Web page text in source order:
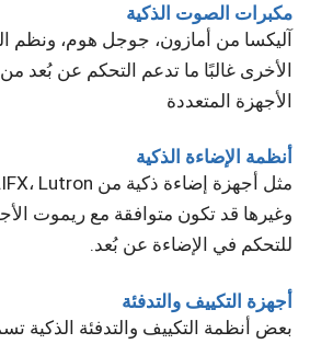
مكبرات الصوت الذكية
آليكسا من أمازون، جوجل هوم، ونظم
الأخرى غالبًا ما تدعم التحكم عن بُعد
الأجهزة المتعددة
أنظمة الإضاءة الذكية
وغيرها قد تكون متوافقة مع ريموت
للتحكم في الإضاءة عن بُعد.
أجهزة التكييف والتدفئة
بعض أنظمة التكييف والتدفئة الذكية